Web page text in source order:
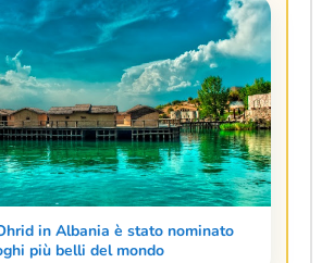
in Albania è stato nominato
più belli del mondo